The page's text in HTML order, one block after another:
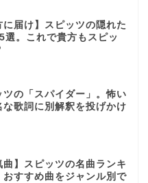
に届け】スピッツの隠れた
選。これで貴方もスピッ
ツの「スパイダー」。怖い
な歌詞に別解釈を投げかけ
曲】スピッツの名曲ランキ
おすすめ曲をジャンル別で